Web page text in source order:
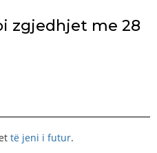
zgjedhjet me 28
të jeni i futur.